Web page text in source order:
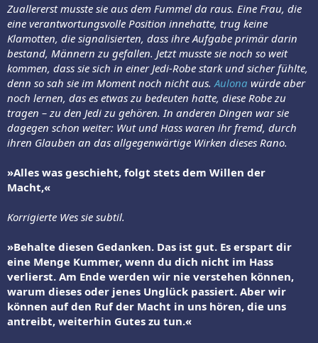
Zuallererst musste sie aus dem Fummel da raus. Eine Frau, die
eine verantwortungsvolle Position innehatte, trug keine
Klamotten, die signalisierten, dass ihre Aufgabe primär darin
bestand, Männern zu gefallen. Jetzt musste sie noch so weit
kommen, dass sie sich in einer Jedi-Robe stark und sicher fühlte,
denn so sah sie im Moment noch nicht aus. Aulona würde aber
noch lernen, das es etwas zu bedeuten hatte, diese Robe zu
tragen – zu den Jedi zu gehören. In anderen Dingen war sie
dagegen schon weiter: Wut und Hass waren ihr fremd, durch
ihren Glauben an das allgegenwärtige Wirken dieses Rano.
»Alles was geschieht, folgt stets dem Willen der
Macht,«
Korrigierte Wes sie subtil.
»Behalte diesen Gedanken. Das ist gut. Es erspart dir
eine Menge Kummer, wenn du dich nicht im Hass
verlierst. Am Ende werden wir nie verstehen können,
warum dieses oder jenes Unglück passiert. Aber wir
können auf den Ruf der Macht in uns hören, die uns
antreibt, weiterhin Gutes zu tun.«